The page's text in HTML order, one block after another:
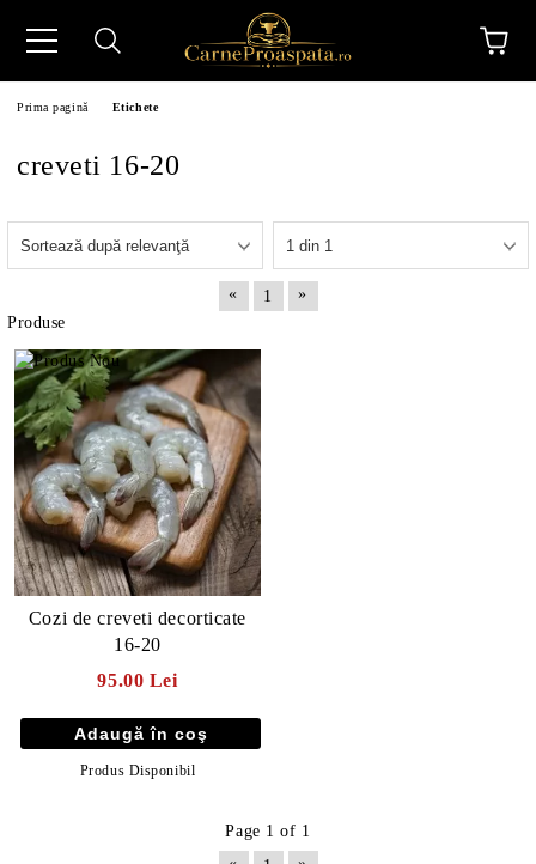
Prima pagină Etichete
creveti 16-20
« 1
»
Produse
Cozi de creveti decorticate
16-20
95.00 Lei
Produs Disponibil
Page 1 of 1